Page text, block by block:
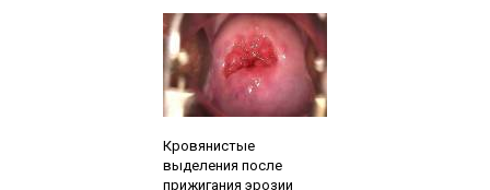
Кровянистые
выделения после
прижигания эрозии